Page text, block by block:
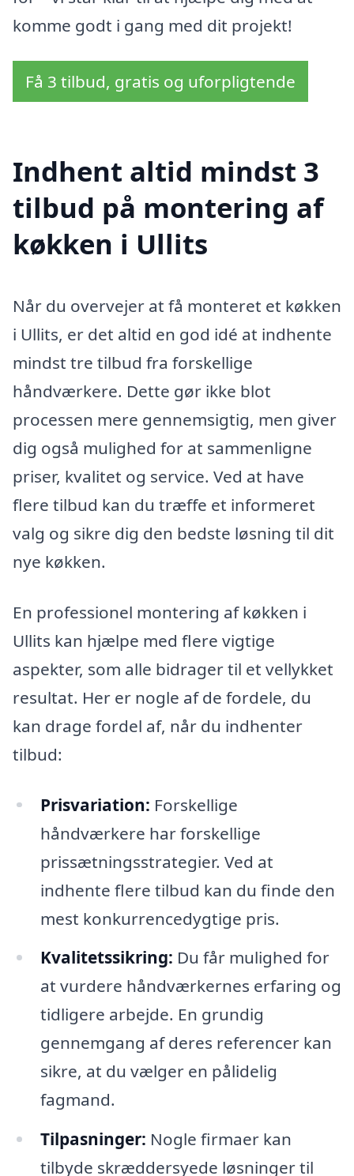
komme godt i gang med dit projekt!
Få 3 tilbud, gratis og uforpligtende
Indhent altid mindst 3
tilbud på montering af
køkken i Ullits
Når du overvejer at få monteret et køkken
i Ullits, er det altid en god idé at indhente
mindst tre tilbud fra forskellige
håndværkere. Dette gør ikke blot
processen mere gennemsigtig, men giver
dig også mulighed for at sammenligne
priser, kvalitet og service. Ved at have
flere tilbud kan du træffe et informeret
valg og sikre dig den bedste løsning til dit
nye køkken.
En professionel montering af køkken i
Ullits kan hjælpe med flere vigtige
aspekter, som alle bidrager til et vellykket
resultat. Her er nogle af de fordele, du
kan drage fordel af, når du indhenter
tilbud:
Prisvariation: Forskellige
håndværkere har forskellige
prissætningsstrategier. Ved at
indhente flere tilbud kan du finde den
mest konkurrencedygtige pris.
Kvalitetssikring: Du får mulighed for
at vurdere håndværkernes erfaring og
tidligere arbejde. En grundig
gennemgang af deres referencer kan
sikre, at du vælger en pålidelig
fagmand.
Tilpasninger: Nogle firmaer kan
tilbyde skræddersyede løsninger til